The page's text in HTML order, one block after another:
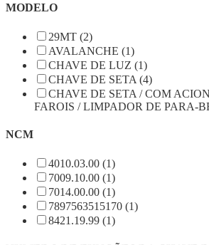
MODELO
29MT (2)
AVALANCHE (1)
CHAVE DE LUZ (1)
CHAVE DE SETA (4)
CHAVE DE SETA / COM
FAROIS / LIMPADOR DE PARA-
NCM
4010.03.00 (1)
7009.10.00 (1)
7014.00.00 (1)
7897563515170 (1)
8421.19.99 (1)